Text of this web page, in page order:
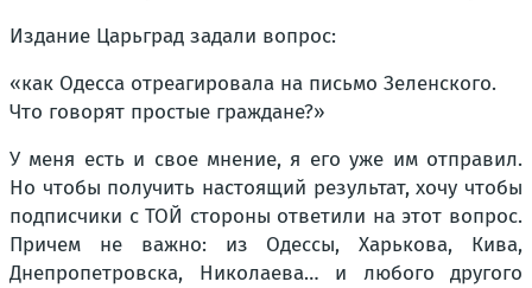
Издание Царьград задали вопрос:
«как Одесса отреагировала на письмо Зеленского.
Что говорят простые граждане?»
У меня есть и свое мнение, я его уже им отправил.
Но чтобы получить настоящий результат, хочу чтобы
подписчики с ТОЙ стороны ответили на этот вопрос.
Причем не важно: из Одессы, Харькова, Кива,
Днепропетровска, Николаева… и любого другого